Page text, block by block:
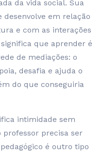
da vida social. Sua
em relação
e com as interações
que aprender é
de mediações: o
desafia e ajuda o
do que conseguiria
intimidade sem
precisa ser
é outro tipo